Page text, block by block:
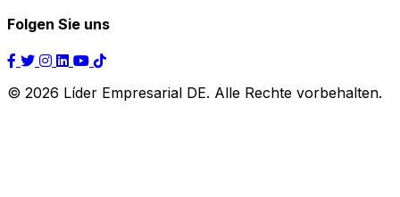
Folgen Sie uns
© 2026 Líder Empresarial DE. Alle Rechte vorbehalten.